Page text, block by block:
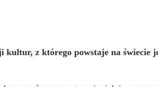
kultur, z którego powstaje na świecie